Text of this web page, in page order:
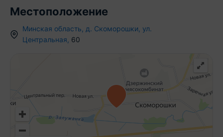
обработку персональных данных автоматически.
Местоположение
Минская область д. Скоморошки ул.
Центральная 60